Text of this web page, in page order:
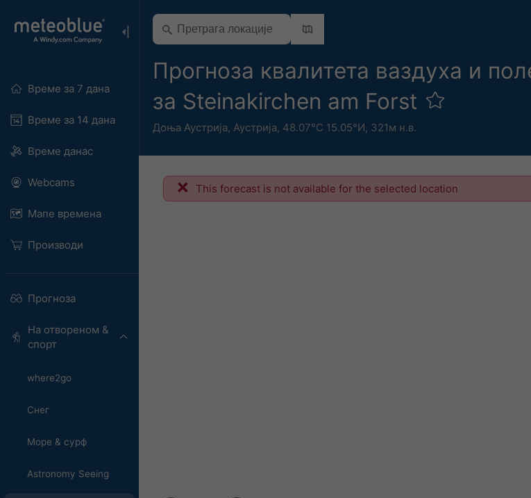
Време за 7 дана
Време за 14 дана
Време данас
Webcams
Мапе времена
Производи
Прогноза
На отвореном &
спорт
where2go
Снег
Море & сурф
Astronomy Seeing
Прогноза квалитета ваздуха и
за Steinakirchen am Forst
Доња Аустрија, Аустрија, 48.07°С 15.05°И, 321м н.в.
This forecast is not available for the selected location